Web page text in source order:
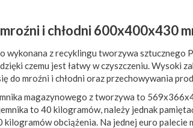
i chłodni 600x400x430
wykonana z recyklingu tworzywa sztucznego
czemu jest łatwy w czyszczeniu. Wysoki
do mroźni i chłodni oraz przechowywania
magazynowego z tworzywa to
to 40 kilogramów, należy jednak
obciążenia. Na jednej euro palecie